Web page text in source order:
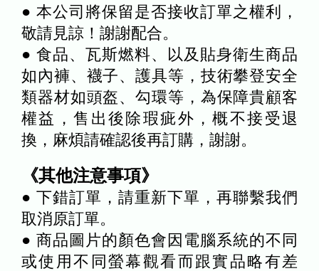
● 本公司將保留是否接收訂單之權利，
敬請見諒！謝謝配合。
● 食品、瓦斯燃料、以及貼身衛生商品
如內褲、襪子、護具等，技術攀登安全
類器材如頭盔、勾環等，為保障貴顧客
權益，售出後除瑕疵外，概不接受退
換，麻煩請確認後再訂購，謝謝。
《其他注意事項》
● 下錯訂單，請重新下單，再聯繫我們
取消原訂單。
● 商品圖片的顏色會因電腦系統的不同
或使用不同螢幕觀看而跟實品略有差